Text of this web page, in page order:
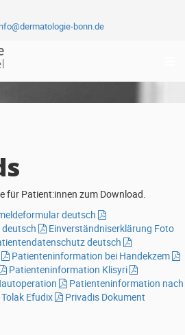
bonn.de
für Patient:innen zum Download.
deutsch
Einverständniserklärung Foto
deutsch
Patienteninformation bei Handekzem
Patienteninformation Klisyri
Patienteninformation nach
Efudix Privadis Dokument